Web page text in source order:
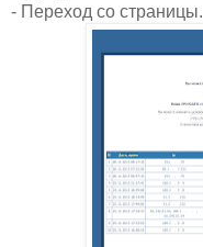
- Переход со страницы.